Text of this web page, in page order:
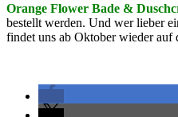
Orange Flower Bade &
bestellt werden. Und wer lieber
findet uns ab Oktober wieder auf